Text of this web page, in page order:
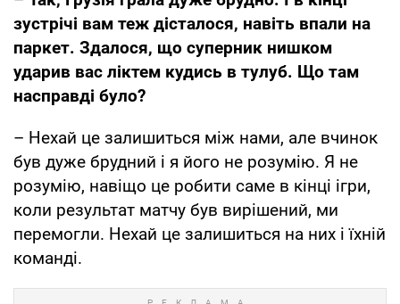
зустрічі вам теж дісталося, навіть впали на
паркет. Здалося, що суперник нишком
ударив вас ліктем кудись в тулуб. Що там
насправді було?
– Нехай це залишиться між нами, але вчинок
був дуже брудний і я його не розумію. Я не
розумію, навіщо це робити саме в кінці ігри,
коли результат матчу був вирішений, ми
перемогли. Нехай це залишиться на них і їхній
команді.